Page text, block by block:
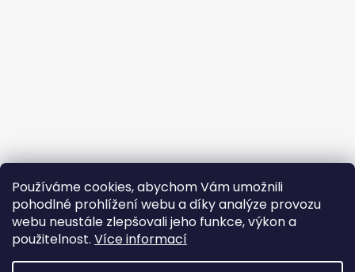
Používáme cookies, abychom Vám umožnili
pohodlné prohlížení webu a díky analýze provozu
webu neustále zlepšovali jeho funkce, výkon a
použitelnost. Více informací